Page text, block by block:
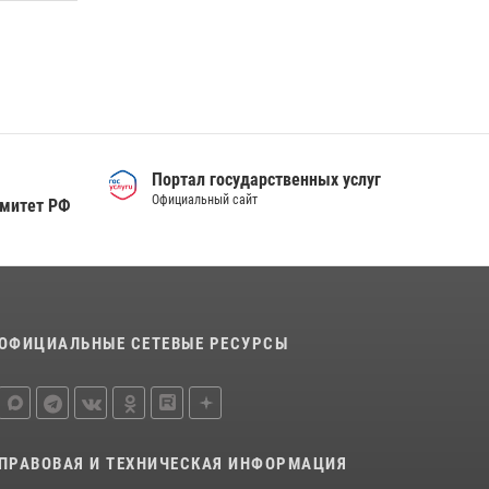
отработали навыки десантирования на Урале
16 июля 2026, 10:42
РФ
Портал государственных услуг
Официальный сайт
СЕТЕВЫЕ РЕСУРСЫ
ПРАВОВАЯ И ТЕХНИЧЕСКАЯ ИНФОРМАЦИЯ